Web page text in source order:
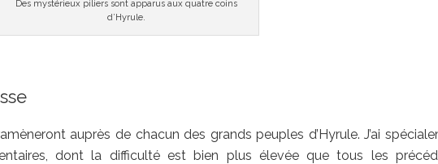
Des mystérieux piliers sont apparus aux quatre coins
d’Hyrule.
auprès de chacun des grands peuples d’Hyrule. J’ai
dont la difficulté est bien plus élevée que tous les